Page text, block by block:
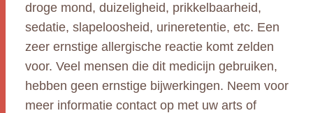
droge mond, duizeligheid, prikkelbaarheid,
sedatie, slapeloosheid, urineretentie, etc. Een
zeer ernstige allergische reactie komt zelden
voor. Veel mensen die dit medicijn gebruiken,
hebben geen ernstige bijwerkingen. Neem voor
meer informatie contact op met uw arts of